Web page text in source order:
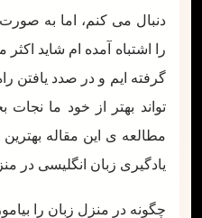
دنبال می کنم، اما به
را اشتباه آمده ام شاید اکثر
گرفته ایم و در صدد یافتن
تواند بهتر از خود ما
مطالعه ی این مقاله بهترین
یادگیری زبان انگلیسی در
چگونه در منزل زبان را